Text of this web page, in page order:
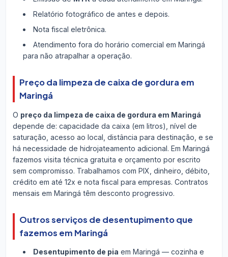
Relatório fotográfico de antes e depois.
Nota fiscal eletrônica.
Atendimento fora do horário comercial em Maringá
para não atrapalhar a operação.
Preço da limpeza de caixa de gordura em
Maringá
O preço da limpeza de caixa de gordura em Maringá
depende de: capacidade da caixa (em litros), nível de
saturação, acesso ao local, distância para destinação, e se
há necessidade de hidrojateamento adicional. Em Maringá
fazemos visita técnica gratuita e orçamento por escrito
sem compromisso. Trabalhamos com PIX, dinheiro, débito,
crédito em até 12x e nota fiscal para empresas. Contratos
mensais em Maringá têm desconto progressivo.
Outros serviços de desentupimento que
fazemos em Maringá
Desentupimento de pia em Maringá — cozinha e